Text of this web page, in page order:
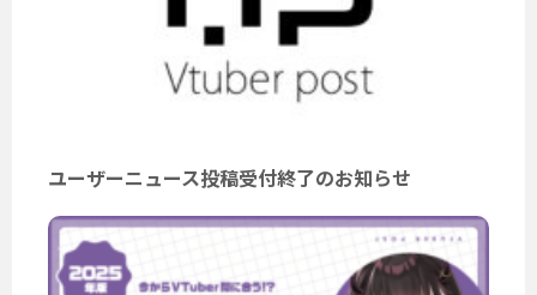
ユーザーニュース投稿受付終了のお知らせ